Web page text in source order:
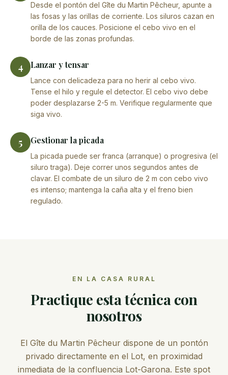
Desde el pontón del Gîte du Martin Pêcheur, apunte a
las fosas y las orillas de corriente. Los siluros cazan en
orilla de los cauces. Posicione el cebo vivo en el
borde de las zonas profundas.
4 Lanzar y tensar
Lance con delicadeza para no herir al cebo vivo.
Tense el hilo y regule el detector. El cebo vivo debe
poder desplazarse 2-5 m. Verifique regularmente que
siga vivo.
5 Gestionar la picada
La picada puede ser franca (arranque) o progresiva (el
siluro traga). Deje correr unos segundos antes de
clavar. El combate de un siluro de 2 m con cebo vivo
es intenso; mantenga la caña alta y el freno bien
regulado.
EN LA CASA RURAL
Practique esta técnica con
nosotros
El Gîte du Martin Pêcheur dispone de un pontón
privado directamente en el Lot, en proximidad
inmediata de la confluencia Lot-Garona. Este spot